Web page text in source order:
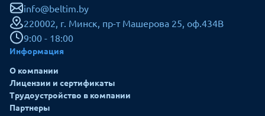
info@beltim.by
220002, г. Минск, пр-т Машерова 25, оф.434В
9:00 - 18:00
Информация
О компании
Лицензии и сертификаты
Трудоустройство в компании
Партнеры